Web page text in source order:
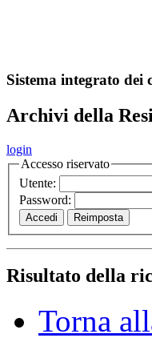
Sistema integrato
Archivi della
login
Accesso riservato
Utente:
Password:
Risultato della
Torna